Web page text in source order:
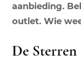
aanbieding.
outlet. Wie
De Sterren